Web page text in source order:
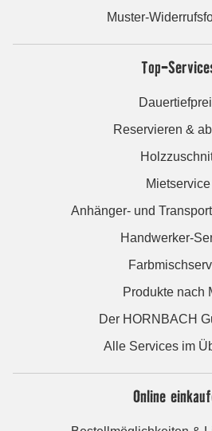
Muster-
Top-
Reservieren &
Mietservice
Anhänger- und
Handwerker-
Produkte nach
Der HORNBACH
Alle Services im
Online